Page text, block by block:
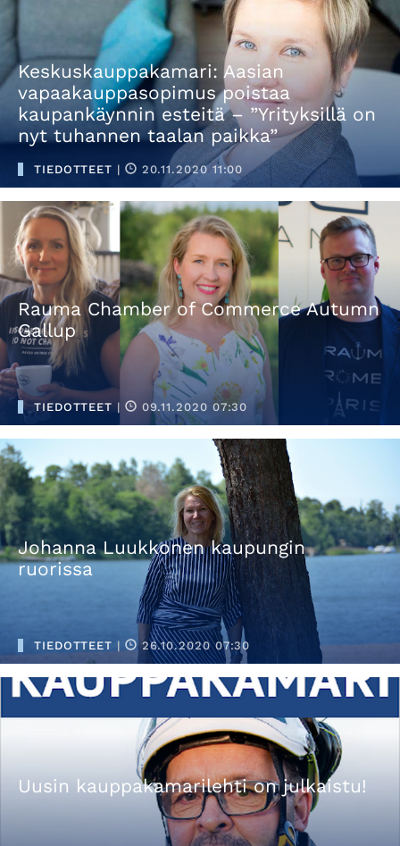
Keskuskauppakamari: Aasian
vapaakauppasopimus poistaa
kaupankäynnin esteitä – ”Yrityksillä on
nyt tuhannen taalan paikka”
TIEDOTTEET | 20.11.2020 11:00
​​​​​​​Rauma Chamber of Commerce Autumn
Gallup
TIEDOTTEET | 09.11.2020 07:30
Johanna Luukkonen kaupungin
ruorissa
TIEDOTTEET | 26.10.2020 07:30
Uusin kauppakamarilehti on julkaistu!